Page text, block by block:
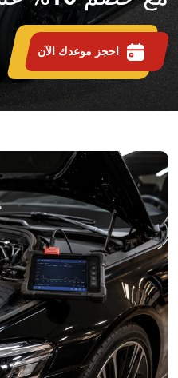
احجز موعدك الآن